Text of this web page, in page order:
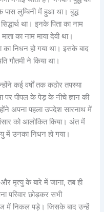
लुम्बिनी में हुआ था। बुद्ध
था। इनके पिता का नाम
का नाम माया देवी था।
का निधन हो गया था। इसके बाद
गौतमी ने किया था।
कई वर्षों तक कठोर तपस्या
पर पीपल के पेड़ के नीचे ज्ञान की
अपना पहला उपदेश सारनाथ में
को आलोकित किया। अंत में
में उनका निधन हो गया।
मृत्यु के बारे में जाना, तब ही
परिवार छोड़कर सभी
में निकल पड़े। जिसके बाद उन्हें